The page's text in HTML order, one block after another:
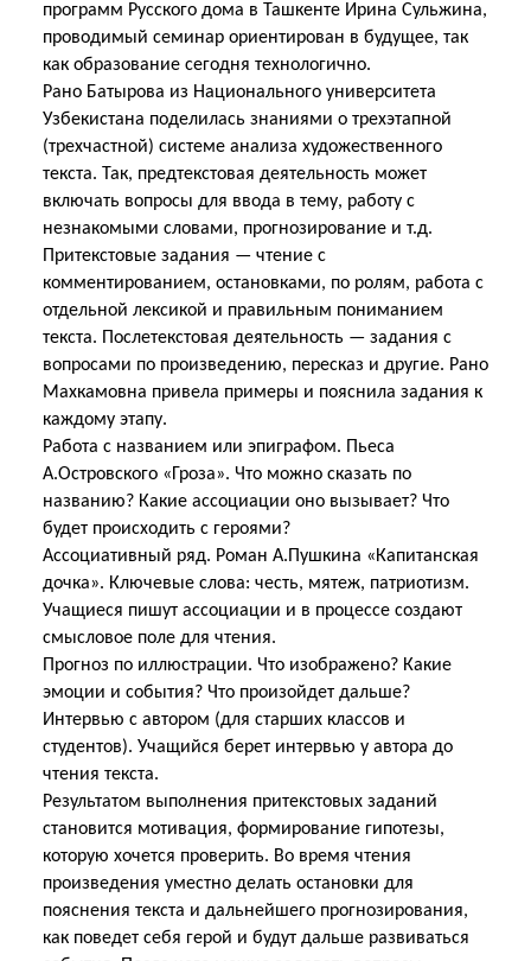
программ Русского дома в Ташкенте Ирина Сульжина,
проводимый семинар ориентирован в будущее, так
как образование сегодня технологично.
Рано Батырова из Национального университета
Узбекистана поделилась знаниями о трехэтапной
(трехчастной) системе анализа художественного
текста. Так, предтекстовая деятельность может
включать вопросы для ввода в тему, работу с
незнакомыми словами, прогнозирование и т.д.
Притекстовые задания — чтение с
комментированием, остановками, по ролям, работа с
отдельной лексикой и правильным пониманием
текста. Послетекстовая деятельность — задания с
вопросами по произведению, пересказ и другие. Рано
Махкамовна привела примеры и пояснила задания к
каждому этапу.
Работа с названием или эпиграфом. Пьеса
А.Островского «Гроза». Что можно сказать по
названию? Какие ассоциации оно вызывает? Что
будет происходить с героями?
Ассоциативный ряд. Роман А.Пушкина «Капитанская
дочка». Ключевые слова: честь, мятеж, патриотизм.
Учащиеся пишут ассоциации и в процессе создают
смысловое поле для чтения.
Прогноз по иллюстрации. Что изображено? Какие
эмоции и события? Что произойдет дальше?
Интервью с автором (для старших классов и
студентов). Учащийся берет интервью у автора до
чтения текста.
Результатом выполнения притекстовых заданий
становится мотивация, формирование гипотезы,
которую хочется проверить. Во время чтения
произведения уместно делать остановки для
пояснения текста и дальнейшего прогнозирования,
как поведет себя герой и будут дальше развиваться